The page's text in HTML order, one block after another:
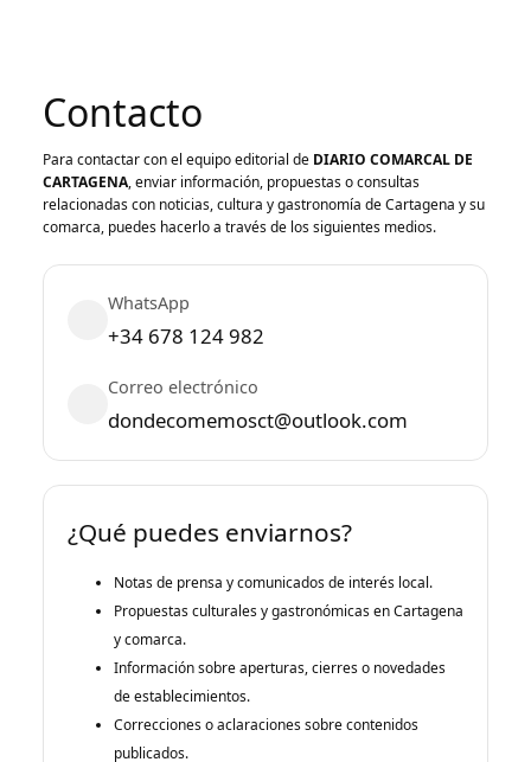
Contacto
Para contactar con el equipo editorial de DIARIO COMARCAL DE
CARTAGENA, enviar información, propuestas o consultas
relacionadas con noticias, cultura y gastronomía de Cartagena y su
comarca, puedes hacerlo a través de los siguientes medios.
WhatsApp
+34 678 124 982
Correo electrónico
dondecomemosct@outlook.com
¿Qué puedes enviarnos?
Notas de prensa y comunicados de interés local.
Propuestas culturales y gastronómicas en Cartagena
y comarca.
Información sobre aperturas, cierres o novedades
de establecimientos.
Correcciones o aclaraciones sobre contenidos
publicados.